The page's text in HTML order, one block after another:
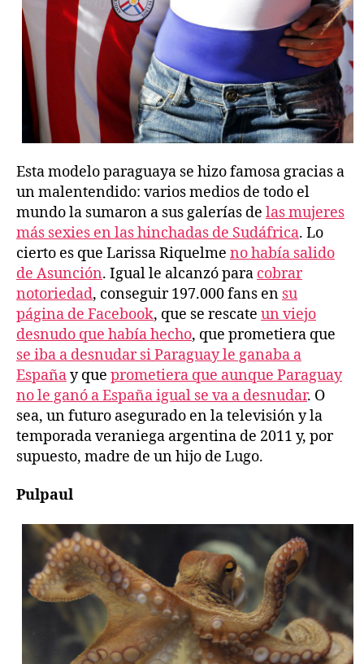
Esta modelo paraguaya se hizo famosa gracias a
un malentendido: varios medios de todo el
mundo la sumaron a sus galerías de las mujeres
más sexies en las hinchadas de Sudáfrica. Lo
cierto es que Larissa Riquelme no había salido
de Asunción. Igual le alcanzó para cobrar
notoriedad, conseguir 197.000 fans en su
página de Facebook, que se rescate un viejo
desnudo que había hecho, que prometiera que
se iba a desnudar si Paraguay le ganaba a
Españay que prometiera que aunque Paraguay
no le ganó a España igual se va a desnudar. O
sea, un futuro asegurado en la televisión y la
temporada veraniega argentina de 2011 y, por
supuesto, madre de un hijo de Lugo.
Pulpaul